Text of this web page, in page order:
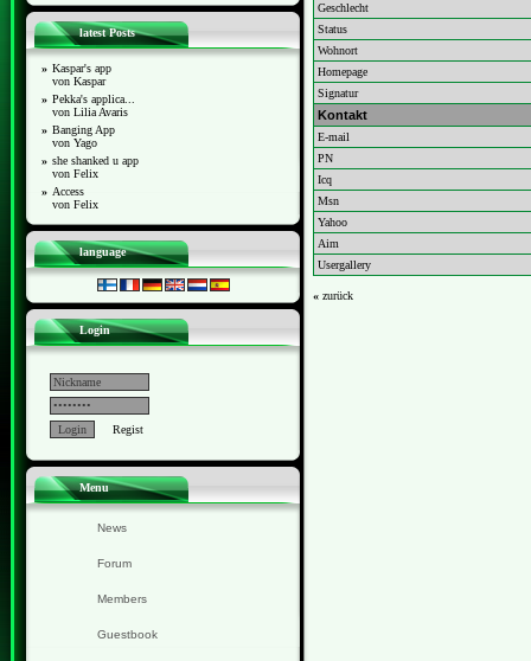
latest Posts
» Kaspar's app
von Kaspar
» Pekka's applica...
von Lilia Avaris
» Banging App
von Yago
» she shanked u app
von Felix
» Access
von Felix
language
Login
Regist
Menu
News
Forum
Members
Guestbook
Geschlecht
Status
Wohnort
Homepage
Signatur
Kontakt
E-mail
PN
Icq
Msn
Yahoo
Aim
Usergallery
« zurück